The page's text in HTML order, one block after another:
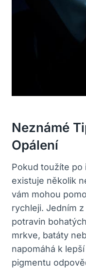
Neznámé
Opálení
Pokud toužíte po
existuje několik
vám mohou
rychleji. Jedním
potravin
mrkve, batáty
napomáhá k
pigmentu